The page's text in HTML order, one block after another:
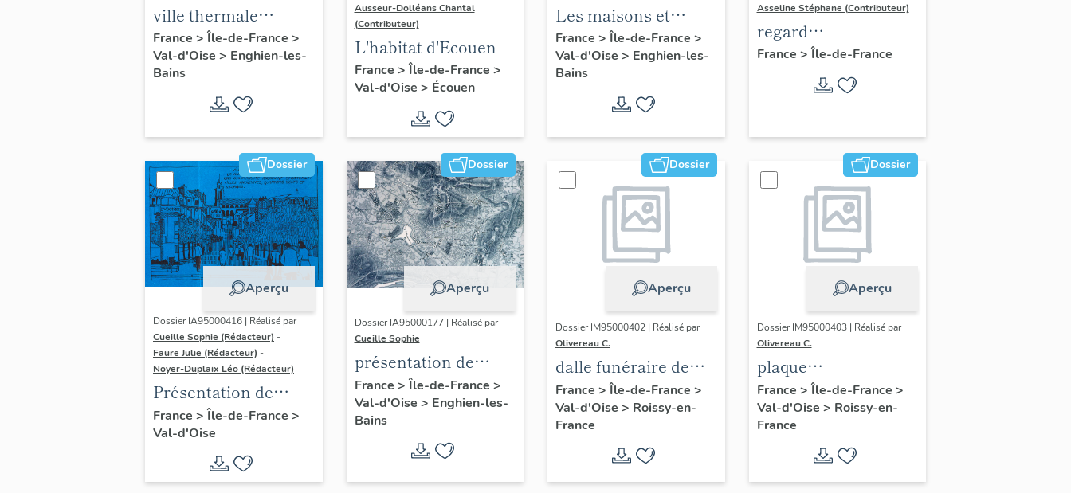
ville thermale
d'Enghien-les-Bains
France > Île-de-France >
Val-d'Oise > Enghien-les-
Bains
Ausseur-Dolléans Chantal
(Contributeur)
L'habitat d'Ecouen
France > Île-de-France >
Val-d'Oise > Écouen
Les maisons et
immeubles
d'Enghien-les-Bains
France > Île-de-France >
Val-d'Oise > Enghien-les-
Bains
Asseline Stéphane (Contributeur)
regard
photographique sur
les paysages de la
Plaine de France.
France > Île-de-France
Dossier
Aperçu
Dossier IA95000416 | Réalisé par
Cueille Sophie (Rédacteur) -
Faure Julie (Rédacteur) -
Noyer-Duplaix Léo (Rédacteur)
Présentation de
l'étude du
patrimoine de
l'agglomération de
Cergy-Pontoise
France > Île-de-France >
Val-d'Oise
Dossier
Aperçu
Dossier IA95000177 | Réalisé par
Cueille Sophie
présentation de
l'étude du
patrimoine
d'Enghien-Les-Bains
France > Île-de-France >
Val-d'Oise > Enghien-les-
Bains
Dossier
Aperçu
Dossier IM95000402 | Réalisé par
Olivereau C.
dalle funéraire de
Jehan Balagne et
Toussaine de La Rue
France > Île-de-France >
Val-d'Oise > Roissy-en-
France
Dossier
Aperçu
Dossier IM95000403 | Réalisé par
Olivereau C.
plaque
commémorative :
Christ en croix et
donateur
France > Île-de-France >
Val-d'Oise > Roissy-en-
France